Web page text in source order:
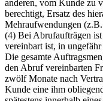
anderen, vom Kunde zu
berechtigt, Ersatz des
Mehraufwendungen
(4) Bei Abrufaufträgen
vereinbart ist, in
Die gesamte
den Abruf vereinbarten
zwölf Monate nach
Kunde eine ihm